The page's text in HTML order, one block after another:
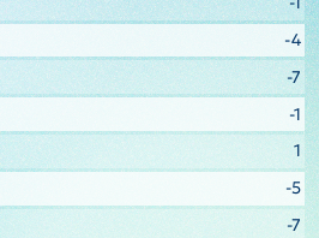
-4
-7
-1
1
-5
-7